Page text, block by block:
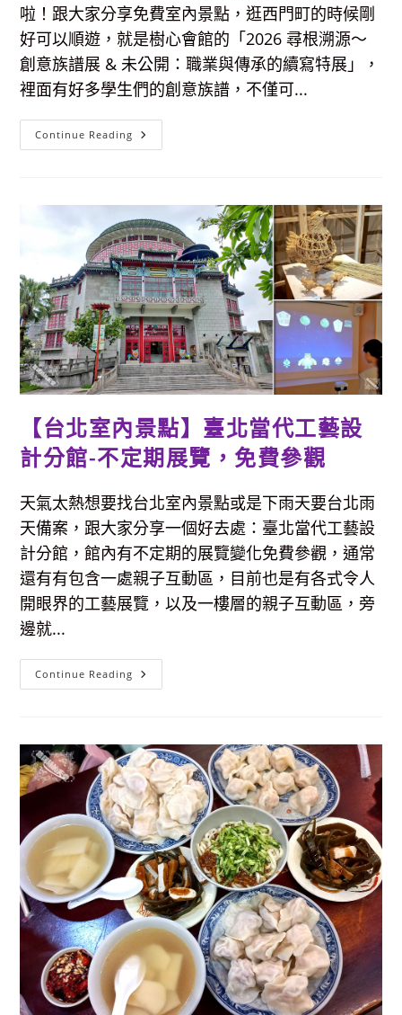
啦！跟大家分享免費室內景點，逛西門町的時候剛
好可以順遊，就是樹心會館的「2026 尋根溯源～
創意族譜展 & 未公開：職業與傳承的續寫特展」，
裡面有好多學生們的創意族譜，不僅可...
Continue Reading 【台
北
顛
覆
刻
板
族
譜
印
象
的
創
意
族
譜
展，
互
動
驗
+親
子
活
訊
整
理
【台北室內景點】臺北當代工藝設
計分館-不定期展覽，免費參觀
天氣太熱想要找台北室內景點或是下雨天要台北雨
天備案，跟大家分享一個好去處：臺北當代工藝設
計分館，館內有不定期的展覽變化免費參觀，通常
還有有包含一處親子互動區，目前也是有各式令人
開眼界的工藝展覽，以及一樓層的親子互動區，旁
邊就...
Continue Reading 【台
北
臺
北
當
代
工
藝
設
計
分
館-
不
定
期
展
覽，
免
費
參
觀